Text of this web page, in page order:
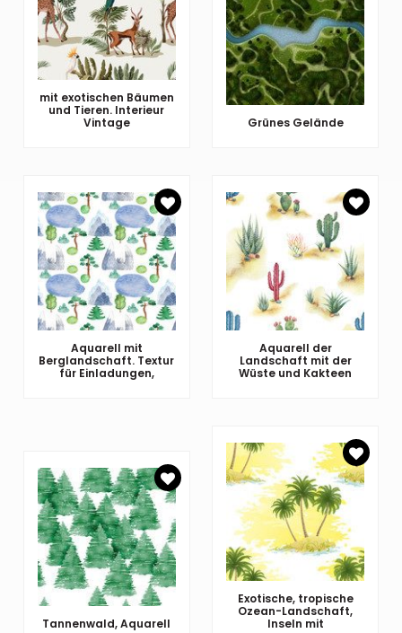
mit exotischen Bäumen
und Tieren. Interieur
Vintage
Grünes Gelände
Aquarell mit
Berglandschaft. Textur
für Einladungen,
Aquarell der
Landschaft mit der
Wüste und Kakteen
Tannenwald, Aquarell
Exotische, tropische
Ozean-Landschaft,
Inseln mit